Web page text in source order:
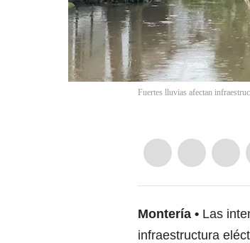
Fuertes lluvias afectan
Montería
Las
infraestructura